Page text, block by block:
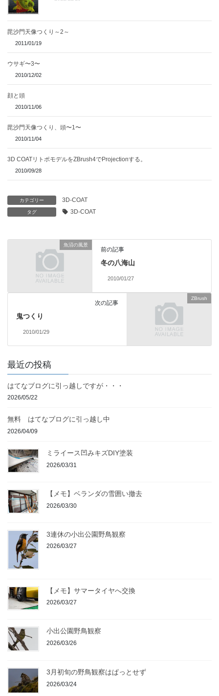
毘沙門天像つくり～2～
2011/01/19
ウサギ〜3〜
2010/12/02
顔と頭
2010/11/06
毘沙門天像つくり、頭〜1〜
2010/11/04
3D COATリトポモデルをZBrush4でProjectionする。
2010/09/28
カテゴリー 3D-COAT
タグ 3D-COAT
魚沼の風景
前の記事
冬の八海山
2010/01/27
ZBrush
次の記事
鬼つくり
2010/01/29
最近の投稿
はてなブログに引っ越しですが・・・
2026/05/22
無料 はてなブログに引っ越し中
2026/04/09
ミライース凹みキズDIY塗装
2026/03/31
【メモ】ベランダの雪囲い撤去
2026/03/30
3連休の小出公園野鳥観察
2026/03/27
【メモ】サマータイヤへ交換
2026/03/27
小出公園野鳥観察
2026/03/26
3月初旬の野鳥観察はぱっとせず
2026/03/24